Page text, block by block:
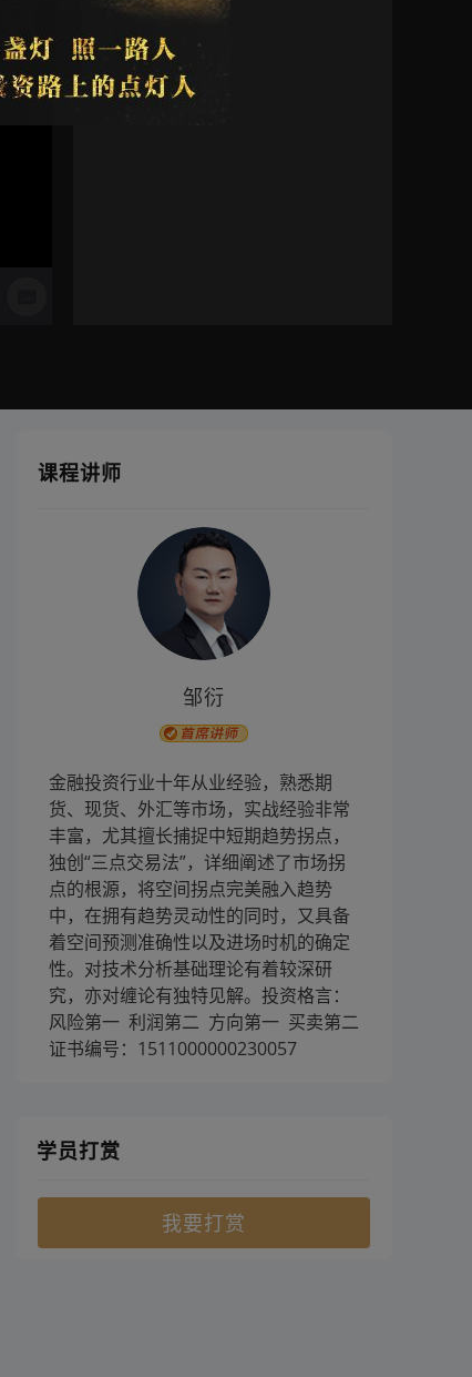
课程讲师
邹衍
金融投资行业十年从业经验，熟悉期
货、现货、外汇等市场，实战经验非常
丰富，尤其擅长捕捉中短期趋势拐点，
独创“三点交易法”，详细阐述了市场拐
点的根源，将空间拐点完美融入趋势
中，在拥有趋势灵动性的同时，又具备
着空间预测准确性以及进场时机的确定
性。对技术分析基础理论有着较深研
究，亦对缠论有独特见解。投资格言：
风险第一 利润第二 方向第一 买卖第二
证书编号：1511000000230057
学员打赏
我要打赏